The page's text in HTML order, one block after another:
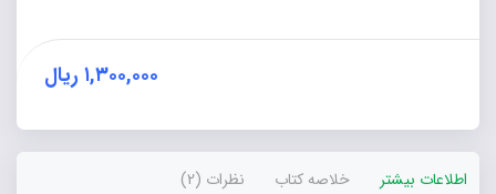
۱,۳۰۰,۰۰۰ ریال
اطلاعات بیشتر خلاصه کتاب نظرات (2)